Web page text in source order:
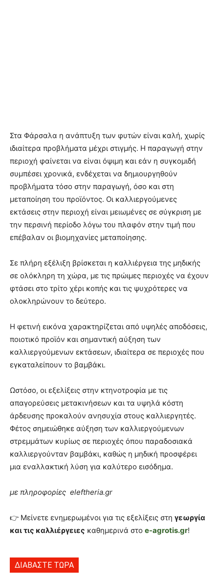
Στα Φάρσαλα η ανάπτυξη των φυτών είναι καλή, χωρίς
ιδιαίτερα προβλήματα μέχρι στιγμής. Η παραγωγή στην
περιοχή φαίνεται να είναι όψιμη και εάν η συγκομιδή
συμπέσει χρονικά, ενδέχεται να δημιουργηθούν
προβλήματα τόσο στην παραγωγή, όσο και στη
μεταποίηση του προϊόντος. Οι καλλιεργούμενες
εκτάσεις στην περιοχή είναι μειωμένες σε σύγκριση με
την περσινή περίοδο λόγω του πλαφόν στην τιμή που
επέβαλαν οι βιομηχανίες μεταποίησης.
Σε πλήρη εξέλιξη βρίσκεται η καλλιέργεια της μηδικής
σε ολόκληρη τη χώρα, με τις πρώιμες περιοχές να έχουν
φτάσει στο τρίτο χέρι κοπής και τις ψυχρότερες να
ολοκληρώνουν το δεύτερο.
Η φετινή εικόνα χαρακτηρίζεται από υψηλές αποδόσεις,
ποιοτικό προϊόν και σημαντική αύξηση των
καλλιεργούμενων εκτάσεων, ιδιαίτερα σε περιοχές που
εγκαταλείπουν το βαμβάκι.
Ωστόσο, οι εξελίξεις στην κτηνοτροφία με τις
απαγορεύσεις μετακινήσεων και τα υψηλά κόστη
άρδευσης προκαλούν ανησυχία στους καλλιεργητές.
Φέτος σημειώθηκε αύξηση των καλλιεργούμενων
στρεμμάτων κυρίως σε περιοχές όπου παραδοσιακά
καλλιεργούνταν βαμβάκι, καθώς η μηδική προσφέρει
μια εναλλακτική λύση για καλύτερο εισόδημα.
με πληροφορίες eleftheria.gr
👉 Μείνετε ενημερωμένοι για τις εξελίξεις στη γεωργία
και τις καλλιέργειες καθημερινά στο e-agrotis.gr!
ΔΙΑΒΑΣΤΕ ΤΩΡΑ